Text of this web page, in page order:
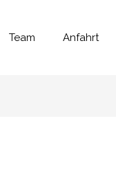
Team Anfahrt